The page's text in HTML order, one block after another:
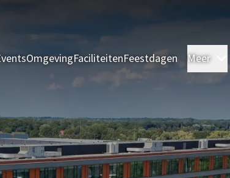
OmgevingFaciliteitenFeestdagen Meer